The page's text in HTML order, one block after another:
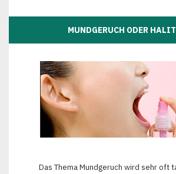
MUNDGERUCH ODER
Das Thema Mundgeruch wird sehr oft